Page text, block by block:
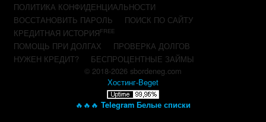
ПОЛИТИКА КОНФИДЕНЦИАЛЬНОСТИ
ВОССТАНОВИТЬ ПАРОЛЬ
ПОИСК ПО САЙТУ
КРЕДИТНАЯ ИСТОРИЯFREE
ПОМОЩЬ ПРИ ДОЛГАХ
ПРОВЕРКА ДОЛГОВ
НУЖЕН КРЕДИТ?
БЕСПРОЦЕНТНЫЕ ЗАЙМЫ
© 2018-2026 sbordeneg.com
Хостинг-Beget
🔥🔥🔥 Telegram Белые списки